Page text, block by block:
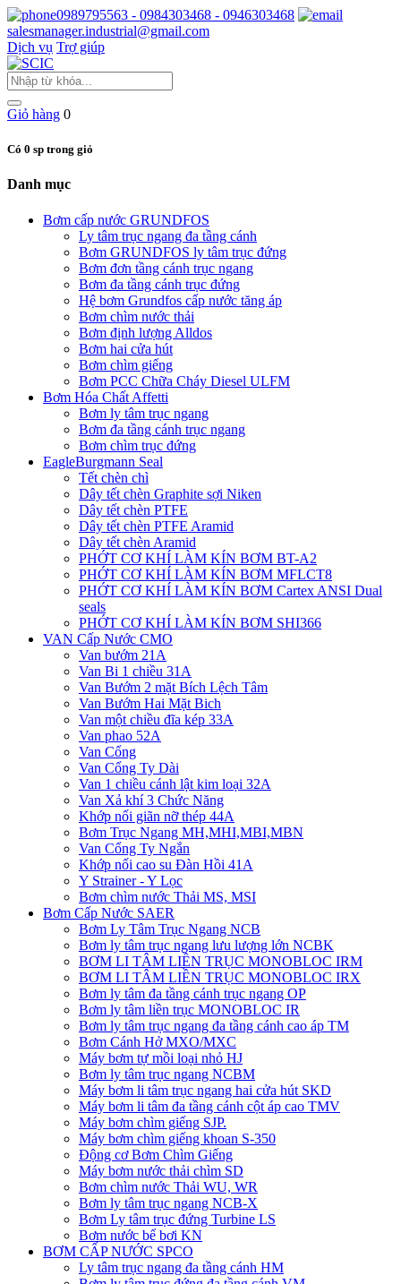
0989795563 - 0984303468 - 0946303468
salesmanager.industrial@gmail.com
Dịch vụ Trợ giúp
Giỏ hàng 0
Có 0 sp trong giỏ
Danh mục
Bơm cấp nước GRUNDFOS
Ly tâm trục ngang đa tầng cánh
Bơm GRUNDFOS ly tâm trục đứng
Bơm đơn tầng cánh trục ngang
Bơm đa tầng cánh trục đứng
Hệ bơm Grundfos cấp nước tăng áp
Bơm chìm nước thải
Bơm định lượng Alldos
Bơm hai cửa hút
Bơm chìm giếng
Bơm PCC Chữa Cháy Diesel ULFM
Bơm Hóa Chất Affetti
Bơm ly tâm trục ngang
Bơm đa tầng cánh trục ngang
Bơm chìm trục đứng
EagleBurgmann Seal
Tết chèn chì
Dây tết chèn Graphite sợi Niken
Dây tết chèn PTFE
Dây tết chèn PTFE Aramid
Dây tết chèn Aramid
PHỚT CƠ KHÍ LÀM KÍN BƠM BT-A2
PHỚT CƠ KHÍ LÀM KÍN BƠM MFLCT8
PHỚT CƠ KHÍ LÀM KÍN BƠM Cartex ANSI Dual
seals
PHỚT CƠ KHÍ LÀM KÍN BƠM SHI366
VAN Cấp Nước CMO
Van bướm 21A
Van Bi 1 chiều 31A
Van Bướm 2 mặt Bích Lệch Tâm
Van Bướm Hai Mặt Bich
Van một chiều đĩa kép 33A
Van phao 52A
Van Cổng
Van Cổng Ty Dài
Van 1 chiều cánh lật kim loại 32A
Van Xả khí 3 Chức Năng
Khớp nối giãn nỡ thép 44A
Bơm Trục Ngang MH,MHI,MBI,MBN
Van Cổng Ty Ngắn
Khớp nối cao su Đàn Hồi 41A
Y Strainer - Y Lọc
Bơm chìm nước Thải MS, MSI
Bơm Cấp Nước SAER
Bơm Ly Tâm Trục Ngang NCB
Bơm ly tâm trục ngang lưu lượng lớn NCBK
BƠM LI TÂM LIỀN TRỤC MONOBLOC IRM
BƠM LI TÂM LIỀN TRỤC MONOBLOC IRX
Bơm ly tâm đa tầng cánh trục ngang OP
Bơm ly tâm liền trục MONOBLOC IR
Bơm ly tâm trục ngang đa tầng cánh cao áp TM
Bơm Cánh Hở MXO/MXC
Máy bơm tự mồi loại nhỏ HJ
Bơm ly tâm trục ngang NCBM
Máy bơm li tâm trục ngang hai cửa hút SKD
​Máy bơm li tâm đa tầng cánh cột áp cao TMV
Máy bơm chìm giếng SJP.
Máy bơm chìm giếng khoan S-350
Động cơ Bơm Chìm Giếng
​Máy bơm nước thải chìm SD
Bơm chìm nước Thải WU, WR
Bơm ly tâm trục ngang NCB-X
Bơm Ly tâm trục đứng Turbine LS
Bơm nước bể bơi KN
BƠM CẤP NƯỚC SPCO
Ly tâm trục ngang đa tầng cánh HM